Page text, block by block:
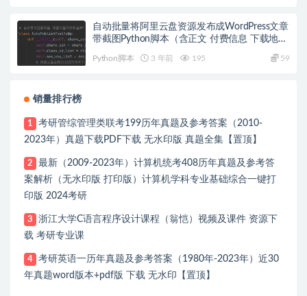
自动批量将阿里云盘资源发布成WordPress文章
带截图Python脚本（含正文 付费信息 下载地址
Python脚本 3 年前 195 59
销量排行榜
1
考研管综管理类联考199历年真题及参考答案（2010-
2023年）真题下载PDF下载 无水印版 真题全集【置顶】
2
最新（2009-2023年）计算机统考408历年真题及参考答
案解析（无水印版 打印版）计算机学科专业基础综合一键打
印版 2024考研
3
浙江大学C语言程序设计课程（翁恺）视频及课件 资源下
载 考研专业课
4
考研英语一历年真题及参考答案（1980年-2023年）近30
年真题word版本+pdf版 下载 无水印【置顶】